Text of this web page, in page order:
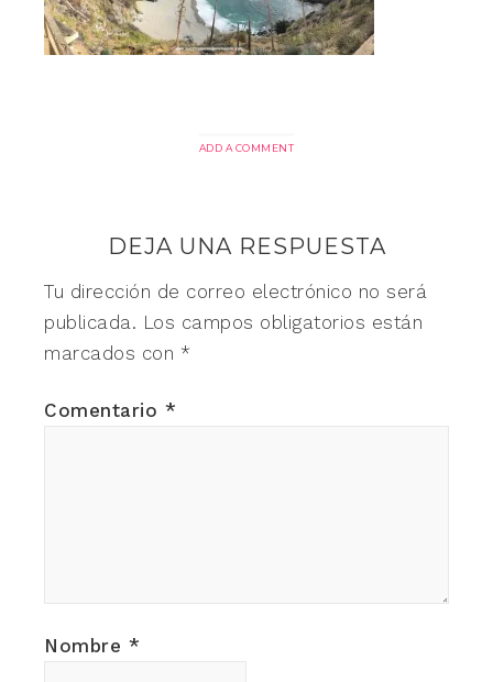
ADD A COMMENT
DEJA UNA RESPUESTA
Tu dirección de correo electrónico no será
publicada. Los campos obligatorios están
marcados con *
Comentario *
Nombre *